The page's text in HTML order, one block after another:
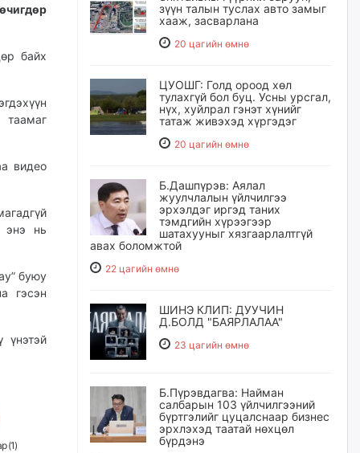
байх
видео
энэ нь
буюу
гэсэн
үнэтэй
(1)
зүүн талын туслах авто замыг
хааж, засварлана
20 цагийн өмнө
ЦУОШГ: Голд ороод хөл
тулахгүй бол буц. Усны урсгал,
нүх, хуйлрал гэнэт хүнийг
татаж живэхэд хүргэдэг
20 цагийн өмнө
Б.Дашпүрэв: Аялал
жуулчлалын үйлчилгээ
эрхэлдэг иргэд таних
тэмдгийн хүрээгээр
шатахууныг хязгаарлалтгүй
авах боломжтой
22 цагийн өмнө
ШИНЭ КЛИП: ДУУЧИН
Д.БОЛД "БАЯРЛАЛАА"
23 цагийн өмнө
Б.Пүрэвдагва: Найман
салбарын 103 үйлчилгээний
бүртгэлийг цуцалснаар бизнес
эрхлэхэд таатай нөхцөл
бүрдэнэ